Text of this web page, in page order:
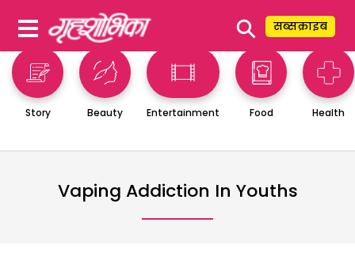
⚲ सब्सक्राइब
Story Beauty Entertainment Food Health
Vaping Addiction In Youths